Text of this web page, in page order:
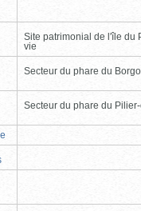
Site patrimonial de l'île du
vie
Secteur du phare du
Secteur du phare du